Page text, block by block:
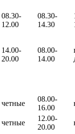
08.30-
12.00
08.30-
14.30
14.00-
20.00
08.00-
14.00
четные
08.00-
16.00
четные
12.00-
20.00